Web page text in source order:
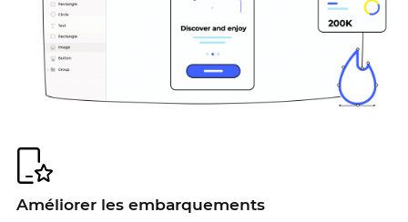
Améliorer les embarquements